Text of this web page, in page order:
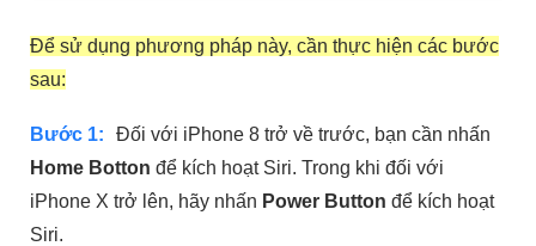
Để sử dụng phương pháp này, cần thực hiện các bước
sau:
Bước 1:
Đối với iPhone 8 trở về trước, bạn cần nhấn
Home Botton để kích hoạt Siri. Trong khi đối với
iPhone X trở lên, hãy nhấn Power Button để kích hoạt
Siri.